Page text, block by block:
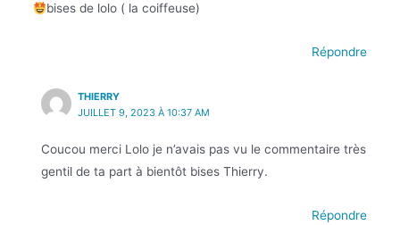
bises de lolo ( la coiffeuse)
Répondre
THIERRY
JUILLET 9, 2023 À 10:37 AM
Coucou merci Lolo je n’avais pas vu le commentaire très
gentil de ta part à bientôt bises Thierry.
Répondre